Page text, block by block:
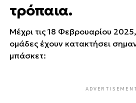
τρόπαια.
Μέχρι τις 18 Φεβρουαρίου
ομάδες έχουν κατακτήσει
μπάσκετ: